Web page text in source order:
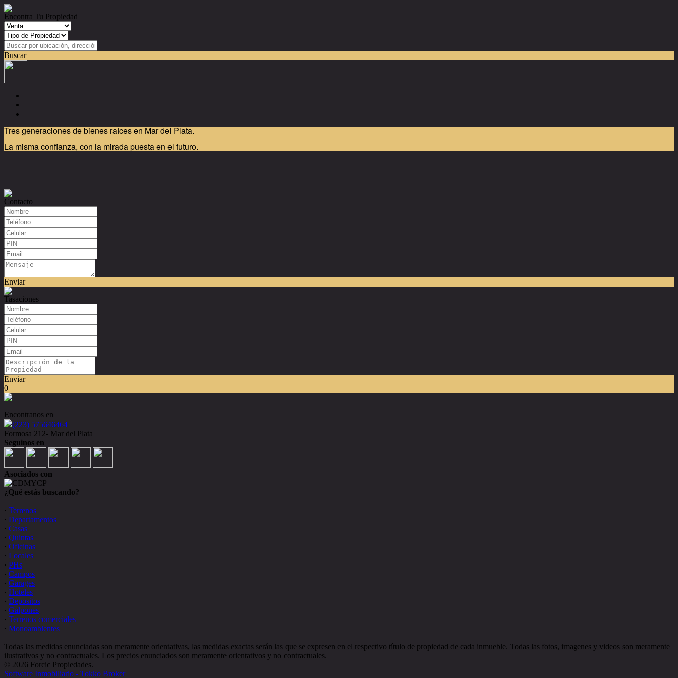
Encontra Tu Propiedad
Buscar
Tres generaciones de bienes raíces en Mar del Plata.
La misma confianza, con la mirada puesta en el futuro.
Contacto
Enviar
Tasaciones
Enviar
0
Encontranos en
(223) 575646464
Formosa 212- Mar del Plata
Seguinos en
Asociados con
¿Qué estás buscando?
· Terrenos
· Departamentos
· Casas
· Quintas
· Oficinas
· Locales
· PHs
· Campos
· Garages
· Hoteles
· Depositos
· Galpones
· Terrenos comerciales
· Monoambientes
Todas las medidas enunciadas son meramente orientativas, las medidas exactas serán las que se expresen en el respectivo título de propiedad de cada inmueble. Todas las fotos, imagenes y videos son meramente
ilustrativos y no contractuales. Los precios enunciados son meramente orientativos y no contractuales.
© 2026 Forcic Propiedades.
Software Inmobiliario - Tokko Broker